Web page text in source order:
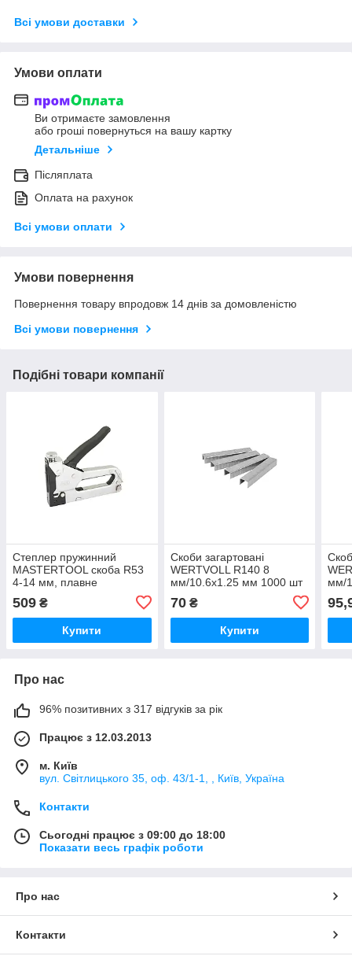
Всі умови доставки
Умови оплати
Ви отримаєте замовлення
або гроші повернуться на вашу картку
Детальніше
Післяплата
Оплата на рахунок
Всі умови оплати
Умови повернення
Повернення товару впродовж 14 днів за домовленістю
Всі умови повернення
Подібні товари компанії
Степлер пружинний
MASTERTOOL скоба R53
4-14 мм, плавне
регулювання сили удару,
корпус метал/хром
509 ₴
Купити
Скоби загартовані
WERTVOLL R140 8
мм/10.6х1.25 мм 1000 шт
70₴
Купити
мм/
Про нас
96% позитивних з 317 відгуків за рік
Працює з 12.03.2013
м. Київ
вул. Світлицького 35, оф. 43/1-1, , Київ, Україна
Контакти
Сьогодні працює з 09:00 до 18:00
Показати весь графік роботи
Про нас
Контакти